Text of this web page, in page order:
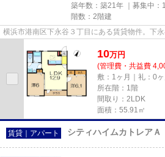
築年数：築21年 ｜募集中：
階数：2階建
横浜市港南区下永谷３丁目にある賃貸物件。下
10万円
(管理費・共益費
敷：1ヶ月｜礼：0ヶ
所在階：1階
間取り：2LDK
面積：55.91㎡
賃貸｜アパート シティハイムカトレアＡ